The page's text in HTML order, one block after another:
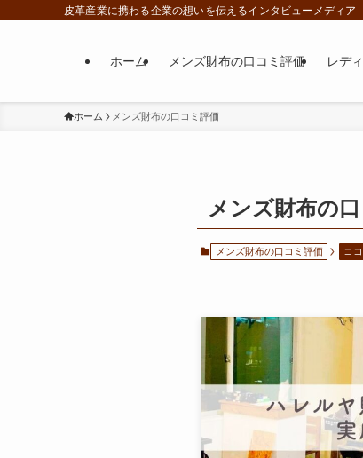
皮革産業に携わる企業の想いを伝えるインタビューメディア
ホーム メンズ財布の口コミ評価 レデ
ホーム メンズ財布の口コミ評価
メンズ財布の
メンズ財布の口コミ評価 コ